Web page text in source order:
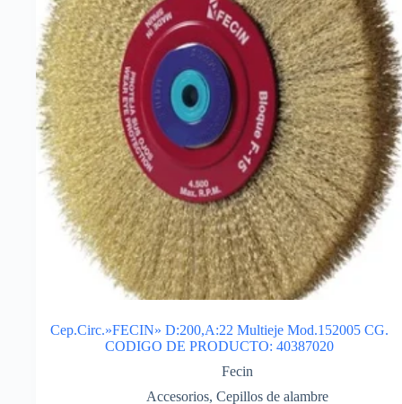
Cep.Circ.»FECIN» D:200,A:22 Multieje Mod.152005 CG.
CODIGO DE PRODUCTO: 40387020
Fecin
Accesorios, Cepillos de alambre